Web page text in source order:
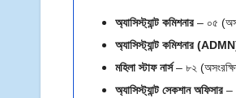
অ্যাসিস্ট্যান্ট কমিশনার – ০৫
অ্যাসিস্ট্যান্ট কমিশনার
মহিলা স্টাফ নার্স– ৮২
অ্যাসিস্ট্যান্ট সেকশান অফিসার –